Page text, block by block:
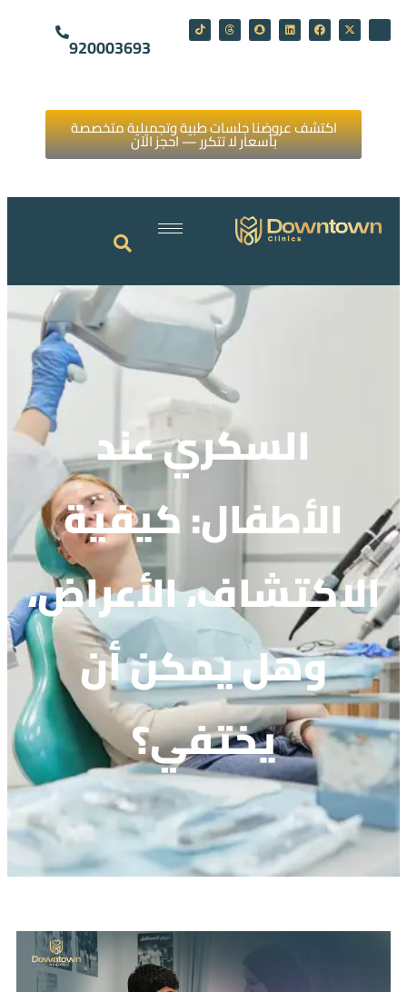
920003693
اكتشف عروضنا جلسات طبية وتجميلية متخصصة
بأسعار لا تتكرر — احجز الآن
السكري عند
الأطفال: كيفية
الاكتشاف، الأعراض،
وهل يمكن أن
يختفي؟